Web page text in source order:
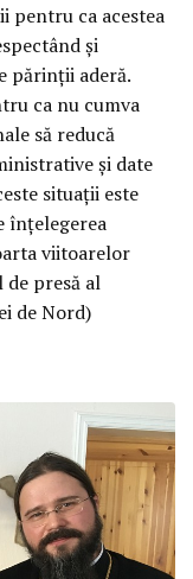
pentru ca acestea
și
părinții aderă.
ca nu cumva
să reducă
și date
situații este
înțelegerea
viitoarelor
presă al
de Nord)